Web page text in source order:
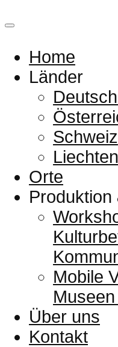
Home
Länder
Schweiz
Orte
Produktion
Mobile
Über uns
Kontakt